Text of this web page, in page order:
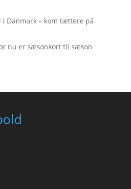
i Danmark – kom tættere på
nu er sæsonkort til sæson